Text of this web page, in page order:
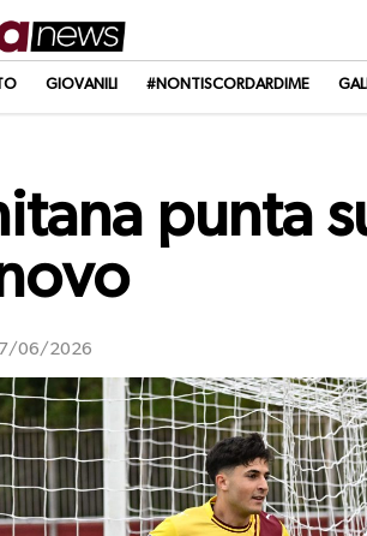
GIOVANILI #NONTISCORDARDIME
punta
06/2026